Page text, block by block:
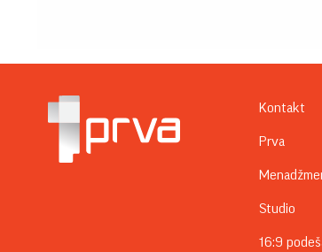
Kontakt
Prva
Studio
16:9